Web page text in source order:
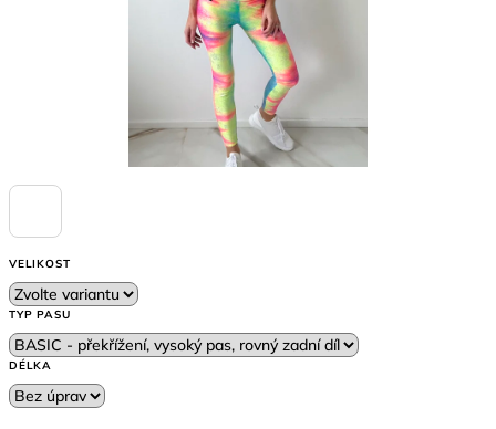
VELIKOST
TYP PASU
DÉLKA